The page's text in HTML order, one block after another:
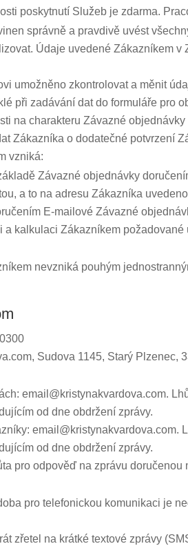
poskytnutí Služeb je zdarma.
správně a pravdivě uvést
Údaje uvedené Zákazníkem
umožněno zkontrolovat a měnit
při zadávání dat do formuláře pro
na charakteru Závazné
Zákazníka o dodatečné potvrzení
vzniká:
Závazné objednávky
a to na adresu Zákazníka
E-mailové Závazné
kalkulaci Zákazníkem
nevzniká pouhým
Sudova 1145, Starý Plzenec,
email@kristynakvardova.com.
od dne obdržení zprávy.
od dne obdržení zprávy.
pro odpověď na zprávu
pro telefonickou komunikaci je
zřetel na krátké textové zprávy